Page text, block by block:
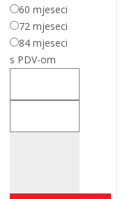
60 mjeseci
72 mjeseci
84 mjeseci
s PDV-om